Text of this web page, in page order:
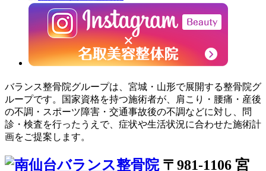
バランス整骨院グループは、宮城・山形で展開する整骨院グ
ループです。国家資格を持つ施術者が、肩こり・腰痛・産後
の不調・スポーツ障害・交通事故後の不調などに対し、問
診・検査を行ったうえで、症状や生活状況に合わせた施術計
画をご提案します。
〒981-1106 宮